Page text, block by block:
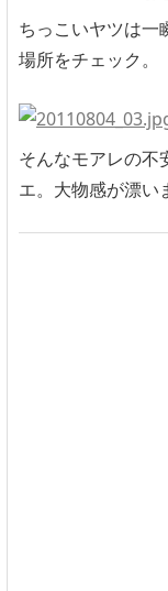
ちっこいヤツは一
場所をチェック。
そんなモアレの不
エ。大物感が漂い